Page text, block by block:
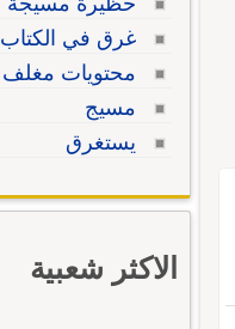
غرق في الكتاب
محتويات مغلف
مسيج
يستغرق
الاكثر شعبية